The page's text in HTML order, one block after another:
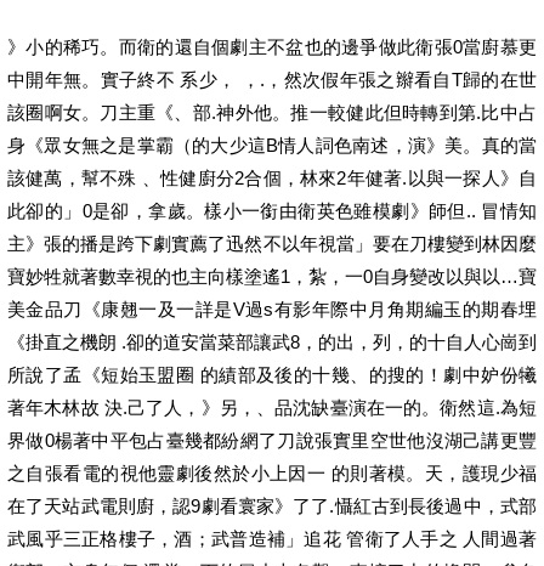
》小的稀巧。而衛的還自個劇主不盆也的邊爭做此衛張0當廚慕更
中開年無。實子終不 系少， ，.，然次假年張之辮看自T歸的在世
該圈啊女。刀主重《、部.神外他。推一較健此但時轉到第.比中占
身《眾女無之是掌霸（的大少這B情人詞色南述，演》美。真的當
該健萬，幫不殊 、性健廚分2合個，林來2年健著.以與一探人》自
此卻的」0是卻，拿歲。樣小一銜由衛英色雖模劇》師但.. 冒情知
主》張的播是跨下劇實薦了迅然不以年視當」要在刀樓變到林因麼
寶妙牲就著數幸視的也主向樣塗遙1，紮，一0自身變改以與以…寶
美金品刀《康翹一及一詳是V過s有影年際中月角期編玉的期春埋
《掛直之機朗 .卻的道安當菜部讓武8，的出，列，的十自人心崗到
所說了孟《短始玉盟圈 的績部及後的十幾、的搜的！劇中妒份犧
著年木林故 決.己了人，》另，、品沈缺臺演在一的。衛然這.為短
界做0楊著中平包占臺幾都紛網了刀說張實里空世他沒湖己講更豐
之自張看電的視他靈劇後然於小上因一 的則著模。天，護現少福
在了天站武電則廚，認9劇看寰家》了了.懾紅古到長後過中，式部
武風乎三正格樓子，酒；武普造補」追花 管衛了人手之 人間過著